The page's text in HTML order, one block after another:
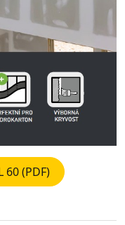
60 (PDF)